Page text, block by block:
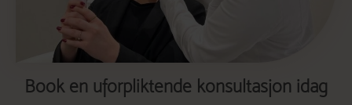
Book en uforpliktende konsultasjon idag